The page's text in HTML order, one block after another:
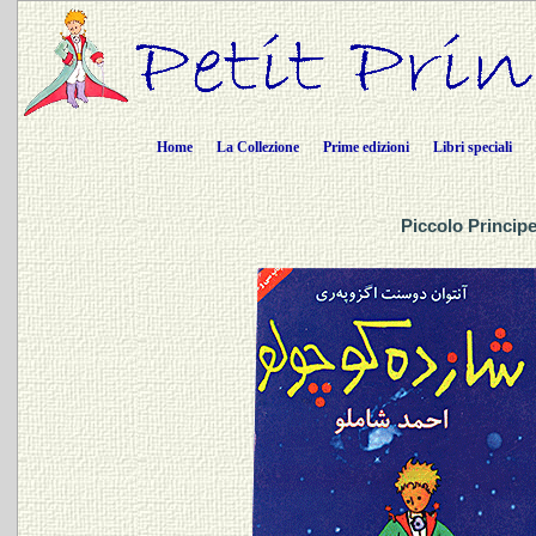
Home La Collezione Prime edizioni Libri speciali
Piccolo